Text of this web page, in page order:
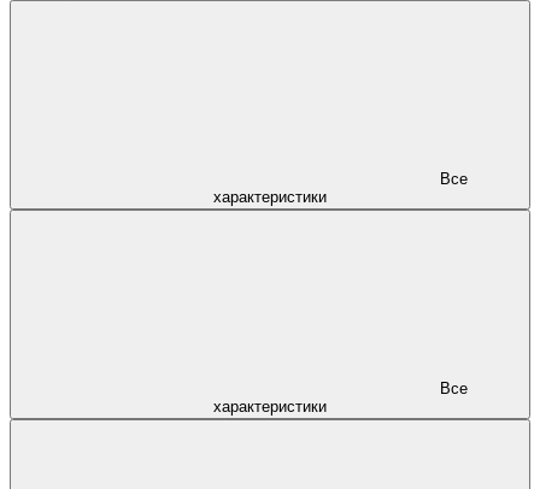
характеристики
характеристики